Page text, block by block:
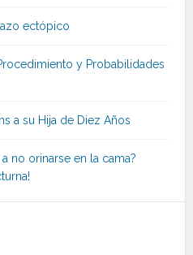
ectópico
y Probabilidades
a su Hija de Diez Años
no orinarse en la cama?